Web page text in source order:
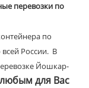
перевозки по
по
России. В
Йошкар-
любым для Вас